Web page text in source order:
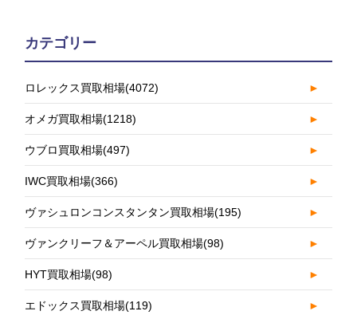
カテゴリー
ロレックス買取相場(4072) ►
オメガ買取相場(1218) ►
ウブロ買取相場(497) ►
IWC買取相場(366) ►
ヴァシュロンコンスタンタン買取相場(195) ►
ヴァンクリーフ＆アーペル買取相場(98) ►
HYT買取相場(98) ►
エドックス買取相場(119) ►